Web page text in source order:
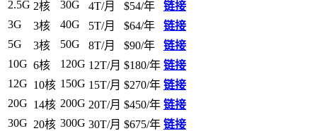
2.5G 2核 30G 4T/月 $54/年
链接
3G
3核 40G 5T/月 $64/年
链接
5G
3核 50G 8T/月 $90/年
链接
10G 6核 120G 12T/月 $180/年 链接
12G 10核 150G 15T/月 $270/年 链接
20G 14核 200G 20T/月 $450/年 链接
30G 20核 300G 30T/月 $675/年 链接